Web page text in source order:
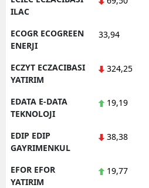
ILAC
ECOGR ECOGREEN
ENERJI
33,94
ECZYT ECZACIBASI
YATIRIM
324,25
EDATA E-DATA
TEKNOLOJI
19,19
EDIP EDIP
GAYRIMENKUL
38,38
EFOR EFOR
YATIRIM
19,77